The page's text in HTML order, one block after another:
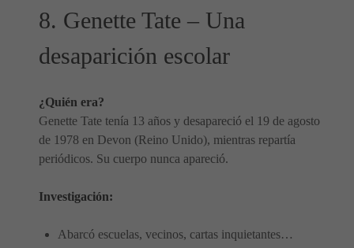
8. Genette Tate – Una
desaparición escolar
¿Quién era?
Genette Tate tenía 13 años y desapareció el 19 de agosto
de 1978 en Devon (Reino Unido), mientras repartía
periódicos. Su cuerpo nunca apareció.
Investigación:
Abarcó escuelas, vecinos, cartas inquietantes…